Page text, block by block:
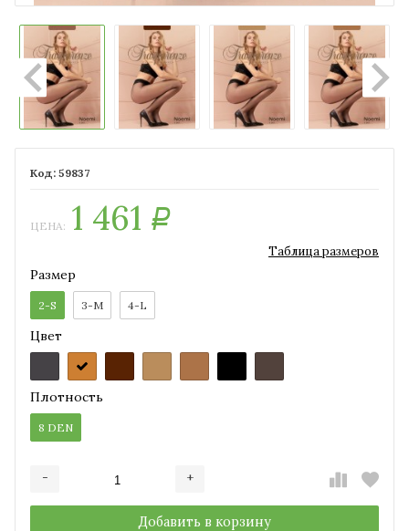
59837
ЦЕНА: 1 461 Р
Таблица размеров
Размер
2-S 3-M 4-L
Цвет
Плотность
8 DEN
- +
Добавить в корзину